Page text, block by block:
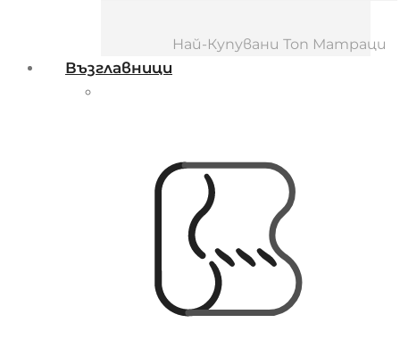
Най-Купувани Топ Матраци
Възглавници